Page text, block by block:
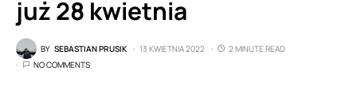
już 28 kwietnia
BY SEBASTIAN PRUSIK 13 KWIETNIA 2022
2 MINUTE READ
NO COMMENTS